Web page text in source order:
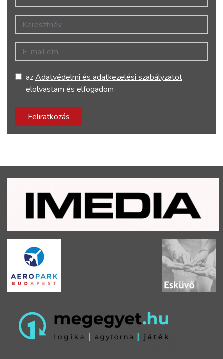
Keresztnév
E-mail cím
azAdatvédelmi és adatkezelési szabályzatot
elolvastam és elfogadom
Feliratkozás